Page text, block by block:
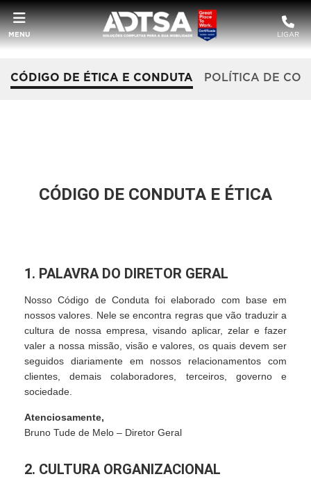
MENU LIGAR
POLÍTICA DE
CÓDIGO DE ÉTICA E CONDUTA
CÓDIGO DE CONDUTA E ÉTICA
1. PALAVRA DO DIRETOR GERAL
Nosso Código de Conduta foi elaborado com base em
nossos valores. Nele se encontra regras que vão traduzir a
cultura de nossa empresa, visando aplicar, zelar e fazer
valer a nossa missão, visão e valores, os quais devem ser
seguidos diariamente em nossos relacionamentos com
clientes, demais colaboradores, terceiros, governo e
sociedade.
Atenciosamente,
Bruno Tude de Melo – Diretor Geral
2. CULTURA ORGANIZACIONAL